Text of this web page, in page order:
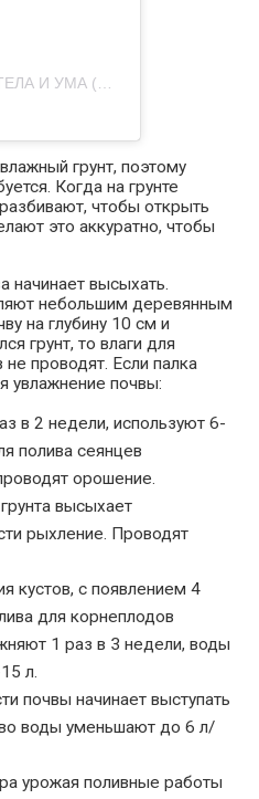
грунт, поэтому
Когда на грунте
чтобы открыть
это аккуратно, чтобы
начинает высыхать.
небольшим деревянным
на глубину 10 см и
грунт, то влаги для
проводят. Если палка
увлажнение почвы:
в 2 недели, используют 6-
полива сеянцев
орошение.
высыхает
рыхление. Проводят
кустов, с появлением 4
для корнеплодов
1 раз в 3 недели, воды
л.
почвы начинает выступать
воды уменьшают до 6 л/
урожая поливные работы